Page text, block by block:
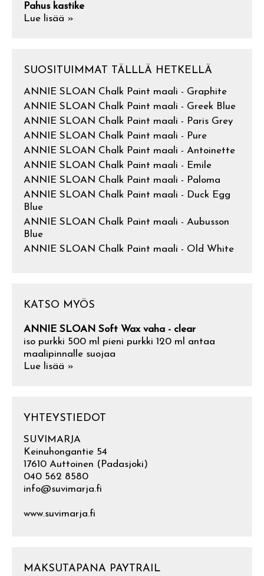
Pahus kastike
Lue lisää »
SUOSITUIMMAT TÄLLLÄ HETKELLÄ
ANNIE SLOAN Chalk Paint maali - Graphite
ANNIE SLOAN Chalk Paint maali - Greek Blue
ANNIE SLOAN Chalk Paint maali - Paris Grey
ANNIE SLOAN Chalk Paint maali - Pure
ANNIE SLOAN Chalk Paint maali - Antoinette
ANNIE SLOAN Chalk Paint maali - Emile
ANNIE SLOAN Chalk Paint maali - Paloma
ANNIE SLOAN Chalk Paint maali - Duck Egg
Blue
ANNIE SLOAN Chalk Paint maali - Aubusson
Blue
ANNIE SLOAN Chalk Paint maali - Old White
KATSO MYÖS
ANNIE SLOAN Soft Wax vaha - clear
iso purkki 500 ml pieni purkki 120 ml antaa
maalipinnalle suojaa
Lue lisää »
YHTEYSTIEDOT
SUVIMARJA
Keinuhongantie 54
17610 Auttoinen (Padasjoki)
040 562 8580
info@suvimarja.fi
www.suvimarja.fi
MAKSUTAPANA PAYTRAIL